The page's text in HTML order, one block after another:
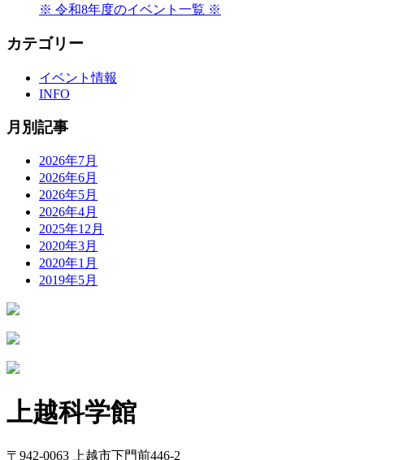
※ 令和8年度のイベント一覧 ※
カテゴリー
イベント情報
INFO
月別記事
2026年7月
2026年6月
2026年5月
2026年4月
2025年12月
2020年3月
2020年1月
2019年5月
上越科学館
〒942-0063 上越市下門前446-2